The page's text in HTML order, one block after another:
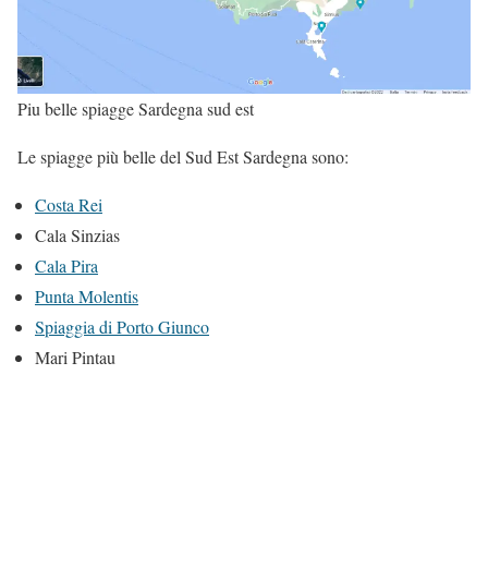
Piu belle spiagge Sardegna sud est
Le spiagge più belle del Sud Est Sardegna sono:
Costa Rei
Cala Sinzias
Cala Pira
Punta Molentis
Spiaggia di Porto Giunco
Mari Pintau